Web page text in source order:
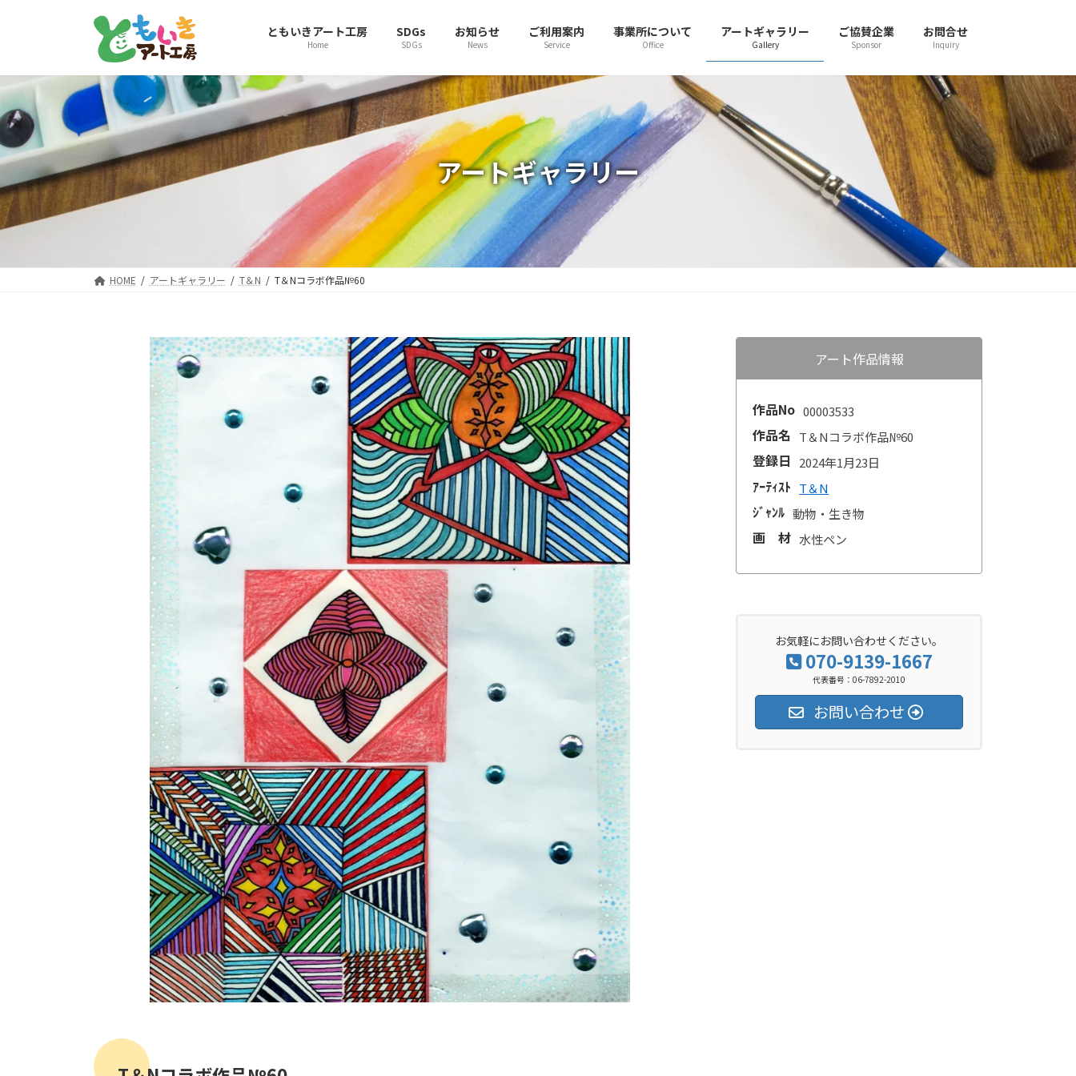
へ
ス
キ
ッ
プ
ョ
ン
に
移
動
ともいきアート工房
Home
SDGs
SDGs
お知らせ
News
ご利用案内
Service
事業所について
Office
アートギャラリー
Gallery
ご協賛企業
Sponsor
お問合せ
Inquiry
アートギャラリー
HOME アートギャラリー T＆N T＆Nコラボ作品№60
アート作品情報
作品No 00003533
作品名 T＆Nコラボ作品№60
登録日 2024年1月23日
ｱｰﾃｨｽﾄ T＆N
ｼﾞｬﾝﾙ 動物・生き物
画 材 水性ペン
お気軽にお問い合わせください。
070-9139-1667
代表番号：06-7892-2010
お問い合わせ